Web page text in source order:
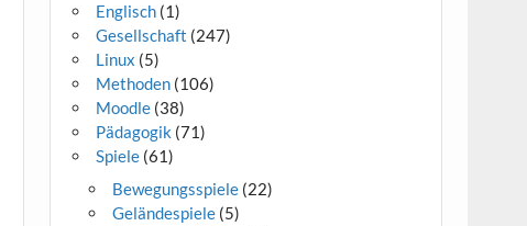
Englisch (1)
Gesellschaft (247)
Linux (5)
Methoden (106)
Moodle (38)
Pädagogik (71)
Spiele (61)
Bewegungsspiele (22)
Geländespiele (5)